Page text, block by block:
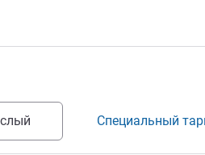
Специальный